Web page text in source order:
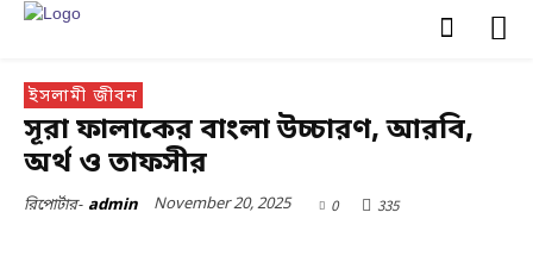
ইসলামী জীবন
সূরা ফালাকের বাংলা উচ্চারণ, আরবি,
অর্থ ও তাফসীর
রিপোর্টার- admin November 20, 2025 0 335